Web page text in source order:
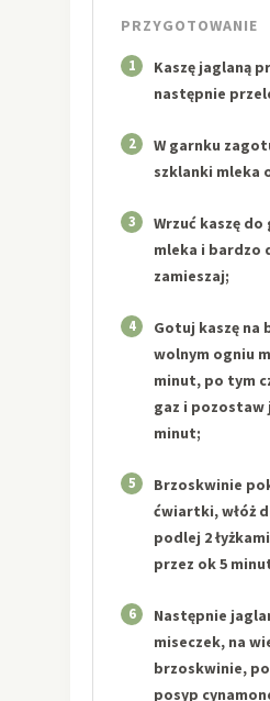
PRZYGOTOWANIE
1
Kaszę jaglaną
następnie
2
W garnku
szklanki mleka
3
Wrzuć kaszę
mleka i bardzo
zamieszaj;
4
Gotuj kaszę na
wolnym ogniu
minut, po tym
gaz i pozostaw
minut;
5
Brzoskwinie
ćwiartki, włóż
podlej 2
przez ok 5
6
Następnie
miseczek, na
brzoskwinie,
posyp